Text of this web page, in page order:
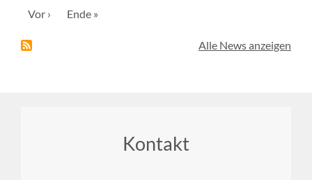
Nächste
Vor ›
Letzte
Ende »
Alle News anzeigen
Kontakt